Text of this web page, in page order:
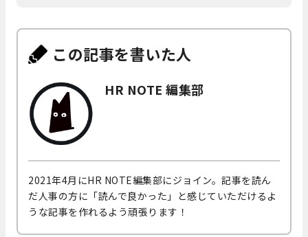
この記事を書いた人
HR NOTE 編集部
2021年4月にHR NOTE編集部にジョイン。記事を読ん
だ人事の方に「読んで良かった」と感じていただけるよ
うな記事を作れるよう頑張ります！